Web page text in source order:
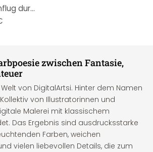
Wandbild Drachenflug durch Sternenwolken - DigitalArtsi - Rund - Alu-Dibond
zwischen Fantasie,
von DigitalArtsi. Hinter dem Namen
von Illustratorinnen und
Malerei mit klassischem
Das Ergebnis sind ausdrucksstarke
Farben, weichen
vielen liebevollen Details, die zum